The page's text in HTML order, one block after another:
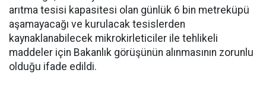
arıtma tesisi kapasitesi olan günlük 6 bin metreküpü
aşamayacağı ve kurulacak tesislerden
kaynaklanabilecek mikrokirleticiler ile tehlikeli
maddeler için Bakanlık görüşünün alınmasının zorunlu
olduğu ifade edildi.